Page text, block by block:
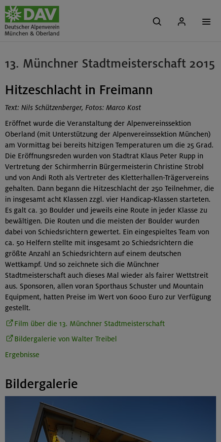
13. Münchner Stadtmeisterschaft 2015
Hitzeschlacht in Freimann
Text: Nils Schützenberger, Fotos: Marco Kost
Eröffnet wurde die Veranstaltung der Alpenvereinssektion
Oberland (mit Unterstützung der Alpenvereinssektion München)
am Vormittag bei bereits hitzigen Temperaturen um die 25 Grad.
Die Eröffnungsreden wurden von Stadtrat Klaus Peter Rupp in
Vertretung der Schirmherrin Bürgermeisterin Christine Strobl
und von Andi Roth als Vertreter des Kletterhallen-Trägervereins
gehalten. Dann begann die Hitzeschlacht der 250 Teilnehmer, die
in insgesamt acht Klassen zzgl. vier Handicap-Klassen starteten.
Es galt ca. 30 Boulder und jeweils eine Route in jeder Klasse zu
bewältigen. Die Routen und die meisten der Boulder wurden
dabei von Schiedsrichtern gewertet. Ein eingespieltes Team von
ca. 50 Helfern stellte mit insgesamt 20 Schiedsrichtern die
größte Anzahl an Schiedsrichtern auf einem deutschen
Wettkampf. Und so zeichnete sich die Münchner
Stadtmeisterschaft auch dieses Mal wieder als fairer Wettstreit
aus. Sponsoren, allen voran Sporthaus Schuster und Mountain
Equipment, hatten Preise im Wert von 6000 Euro zur Verfügung
gestellt.
Film über die 13. Münchner Stadtmeisterschaft
Bildergalerie von Walter Treibel
Ergebnisse
Bildergalerie